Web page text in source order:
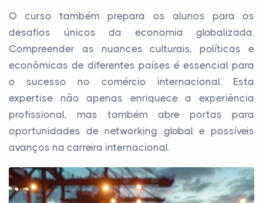
O curso também prepara os alunos para os
desafios únicos da economia globalizada.
Compreender as nuances culturais, políticas e
econômicas de diferentes países é essencial para
o sucesso no comércio internacional. Esta
expertise não apenas enriquece a experiência
profissional, mas também abre portas para
oportunidades de networking global e possíveis
avanços na carreira internacional.